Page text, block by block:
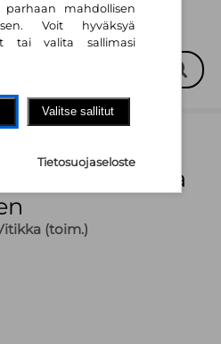
(toim.)
mahdollisen
Voit hyväksyä
tai valita sallimasi
Valitse sallitut
Tietosuojaseloste